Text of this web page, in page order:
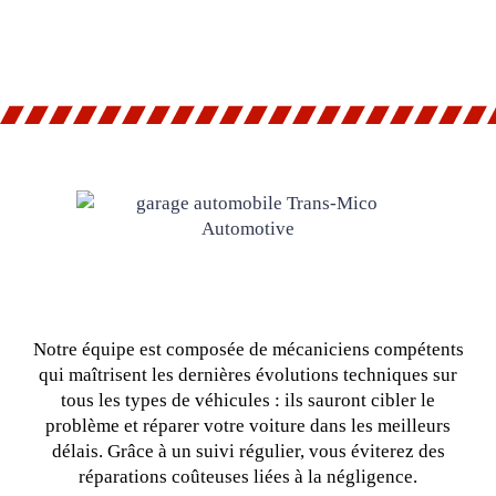
Notre équipe est composée de mécaniciens compétents
qui maîtrisent les dernières évolutions techniques sur
tous les types de véhicules : ils sauront cibler le
problème et réparer votre voiture dans les meilleurs
délais. Grâce à un suivi régulier, vous éviterez des
réparations coûteuses liées à la négligence.